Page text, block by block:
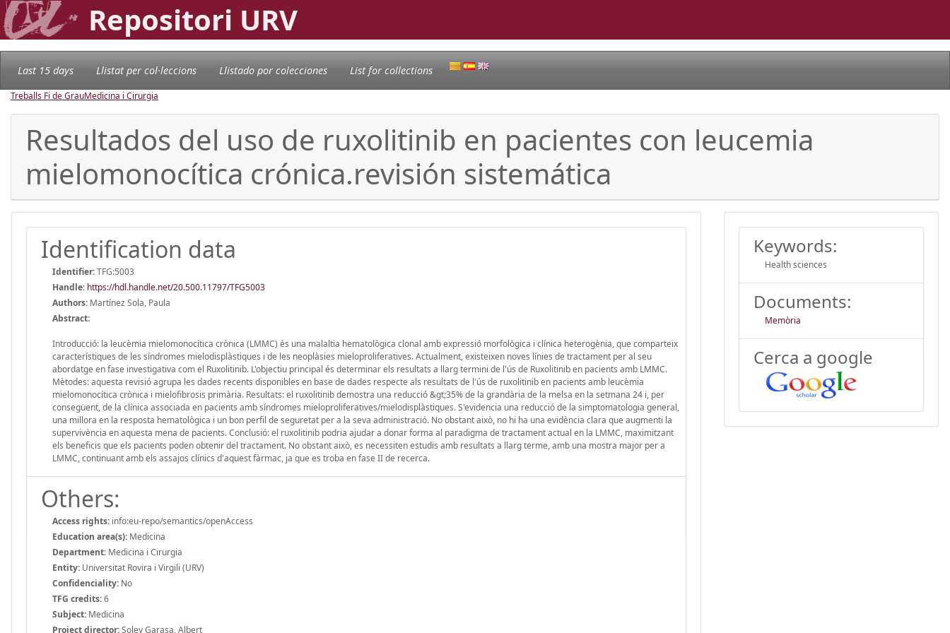
Repositori URV
Last 15 days Llistat per col·leccions Llistado por colecciones List for collections
Treballs Fi de GrauMedicina i Cirurgia
Resultados del uso de ruxolitinib en pacientes con leucemia
mielomonocítica crónica.revisión sistemática
Identification data
Identifier:TFG:5003
Handle: https://hdl.handle.net/20.500.11797/TFG5003
Authors: Martínez Sola, Paula
Abstract:
Introducció: la leucèmia mielomonocítica crònica (LMMC) és una malaltia hematològica clonal amb expressió morfològica i clínica heterogènia, que comparteix
característiques de les síndromes mielodisplàstiques i de les neoplàsies mieloproliferatives. Actualment, existeixen noves línies de tractament per al seu
abordatge en fase investigativa com el Ruxolitinib. L'objectiu principal és determinar els resultats a llarg termini de l'ús de Ruxolitinib en pacients amb LMMC.
Mètodes: aquesta revisió agrupa les dades recents disponibles en base de dades respecte als resultats de l'ús de ruxolitinib en pacients amb leucèmia
mielomonocítica crònica i mielofibrosis primària. Resultats: el ruxolitinib demostra una reducció &gt;35% de la grandària de la melsa en la setmana 24 i, per
consegüent, de la clínica associada en pacients amb síndromes mieloproliferatives/mielodisplàstiques. S'evidencia una reducció de la simptomatologia general,
una millora en la resposta hematològica i un bon perfil de seguretat per a la seva administració. No obstant això, no hi ha una evidència clara que augmenti la
supervivència en aquesta mena de pacients. Conclusió: el ruxolitinib podria ajudar a donar forma al paradigma de tractament actual en la LMMC, maximitzant
els beneficis que els pacients poden obtenir del tractament. No obstant això, es necessiten estudis amb resultats a llarg terme, amb una mostra major per a
LMMC, continuant amb els assajos clínics d'aquest fàrmac, ja que es troba en fase II de recerca.
Others:
Access rights: info:eu-repo/semantics/openAccess
Education area(s): Medicina
Department: Medicina i Cirurgia
Entity: Universitat Rovira i Virgili (URV)
Confidenciality: No
TFG credits:6
Subject: Medicina
Project director:Soley Garasa, Albert
Keywords:
Health sciences
Documents:
Memòria
Cerca a google